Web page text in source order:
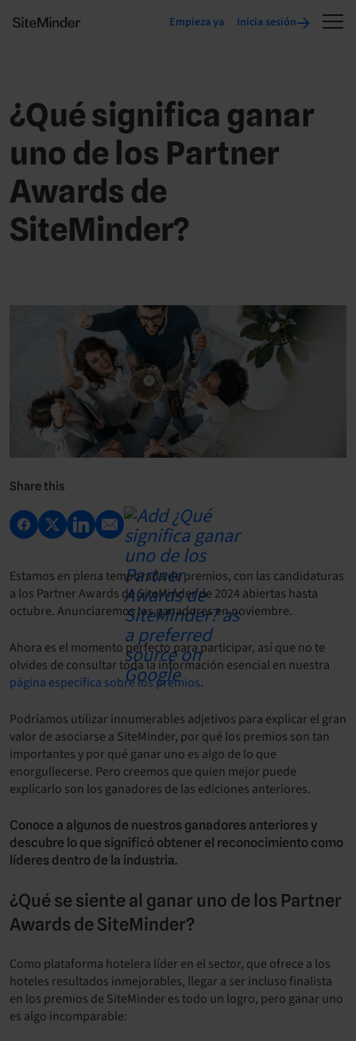
Empieza ya Inicia sesión
¿Qué significa ganar
uno de los Partner
Awards de
SiteMinder?
Share this
Estamos en plena temporada de premios, con las candidaturas
a los Partner Awards de SiteMinder de 2024 abiertas hasta
octubre. Anunciaremos los ganadores en noviembre.
Ahora es el momento perfecto para participar, así que no te
olvides de consultar toda la información esencial en nuestra
página específica sobre los premios.
Podríamos utilizar innumerables adjetivos para explicar el gran
valor de asociarse a SiteMinder, por qué los premios son tan
importantes y por qué ganar uno es algo de lo que
enorgullecerse. Pero creemos que quien mejor puede
explicarlo son los ganadores de las ediciones anteriores.
Conoce a algunos de nuestros ganadores anteriores y
descubre lo que significó obtener el reconocimiento como
líderes dentro de la industria.
¿Qué se siente al ganar uno de los Partner
Awards de SiteMinder?
Como plataforma hotelera líder en el sector, que ofrece a los
hoteles resultados inmejorables, llegar a ser incluso finalista
en los premios de SiteMinder es todo un logro, pero ganar uno
es algo incomparable: